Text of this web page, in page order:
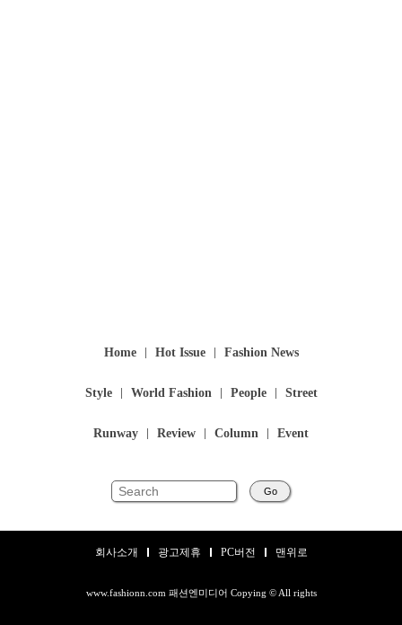
Home Hot Issue Fashion News
Style World Fashion People Street
Runway Review Column Event
Go
회사소개 광고제휴 PC버전 맨위로
www.fashionn.com 패션엔미디어 Copying © All rights